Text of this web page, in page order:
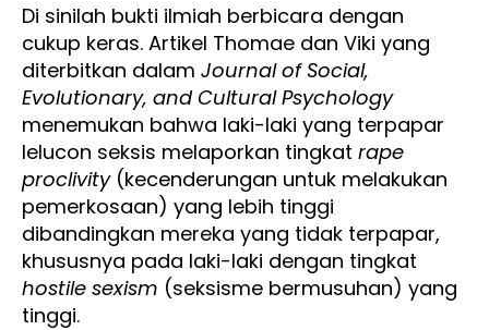
Di sinilah bukti ilmiah berbicara dengan
cukup keras. Artikel Thomae dan Viki yang
diterbitkan dalam Journal of Social,
Evolutionary, and Cultural Psychology
menemukan bahwa laki-laki yang terpapar
lelucon seksis melaporkan tingkat rape
proclivity(kecenderungan untuk melakukan
pemerkosaan) yang lebih tinggi
dibandingkan mereka yang tidak terpapar,
khususnya pada laki-laki dengan tingkat
hostile sexism (seksisme bermusuhan) yang
tinggi.